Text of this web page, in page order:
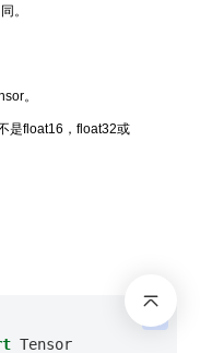
。
。
是float16，float32或
Tensor